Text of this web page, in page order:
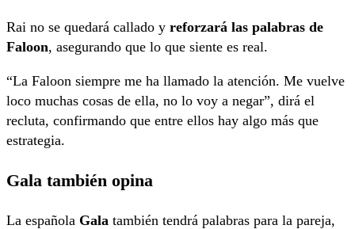
Rai no se quedará callado y reforzará las palabras de
Faloon, asegurando que lo que siente es real.
“La Faloon siempre me ha llamado la atención. Me vuelve
loco muchas cosas de ella, no lo voy a negar”, dirá el
recluta, confirmando que entre ellos hay algo más que
estrategia.
Gala también opina
La española Gala también tendrá palabras para la pareja,